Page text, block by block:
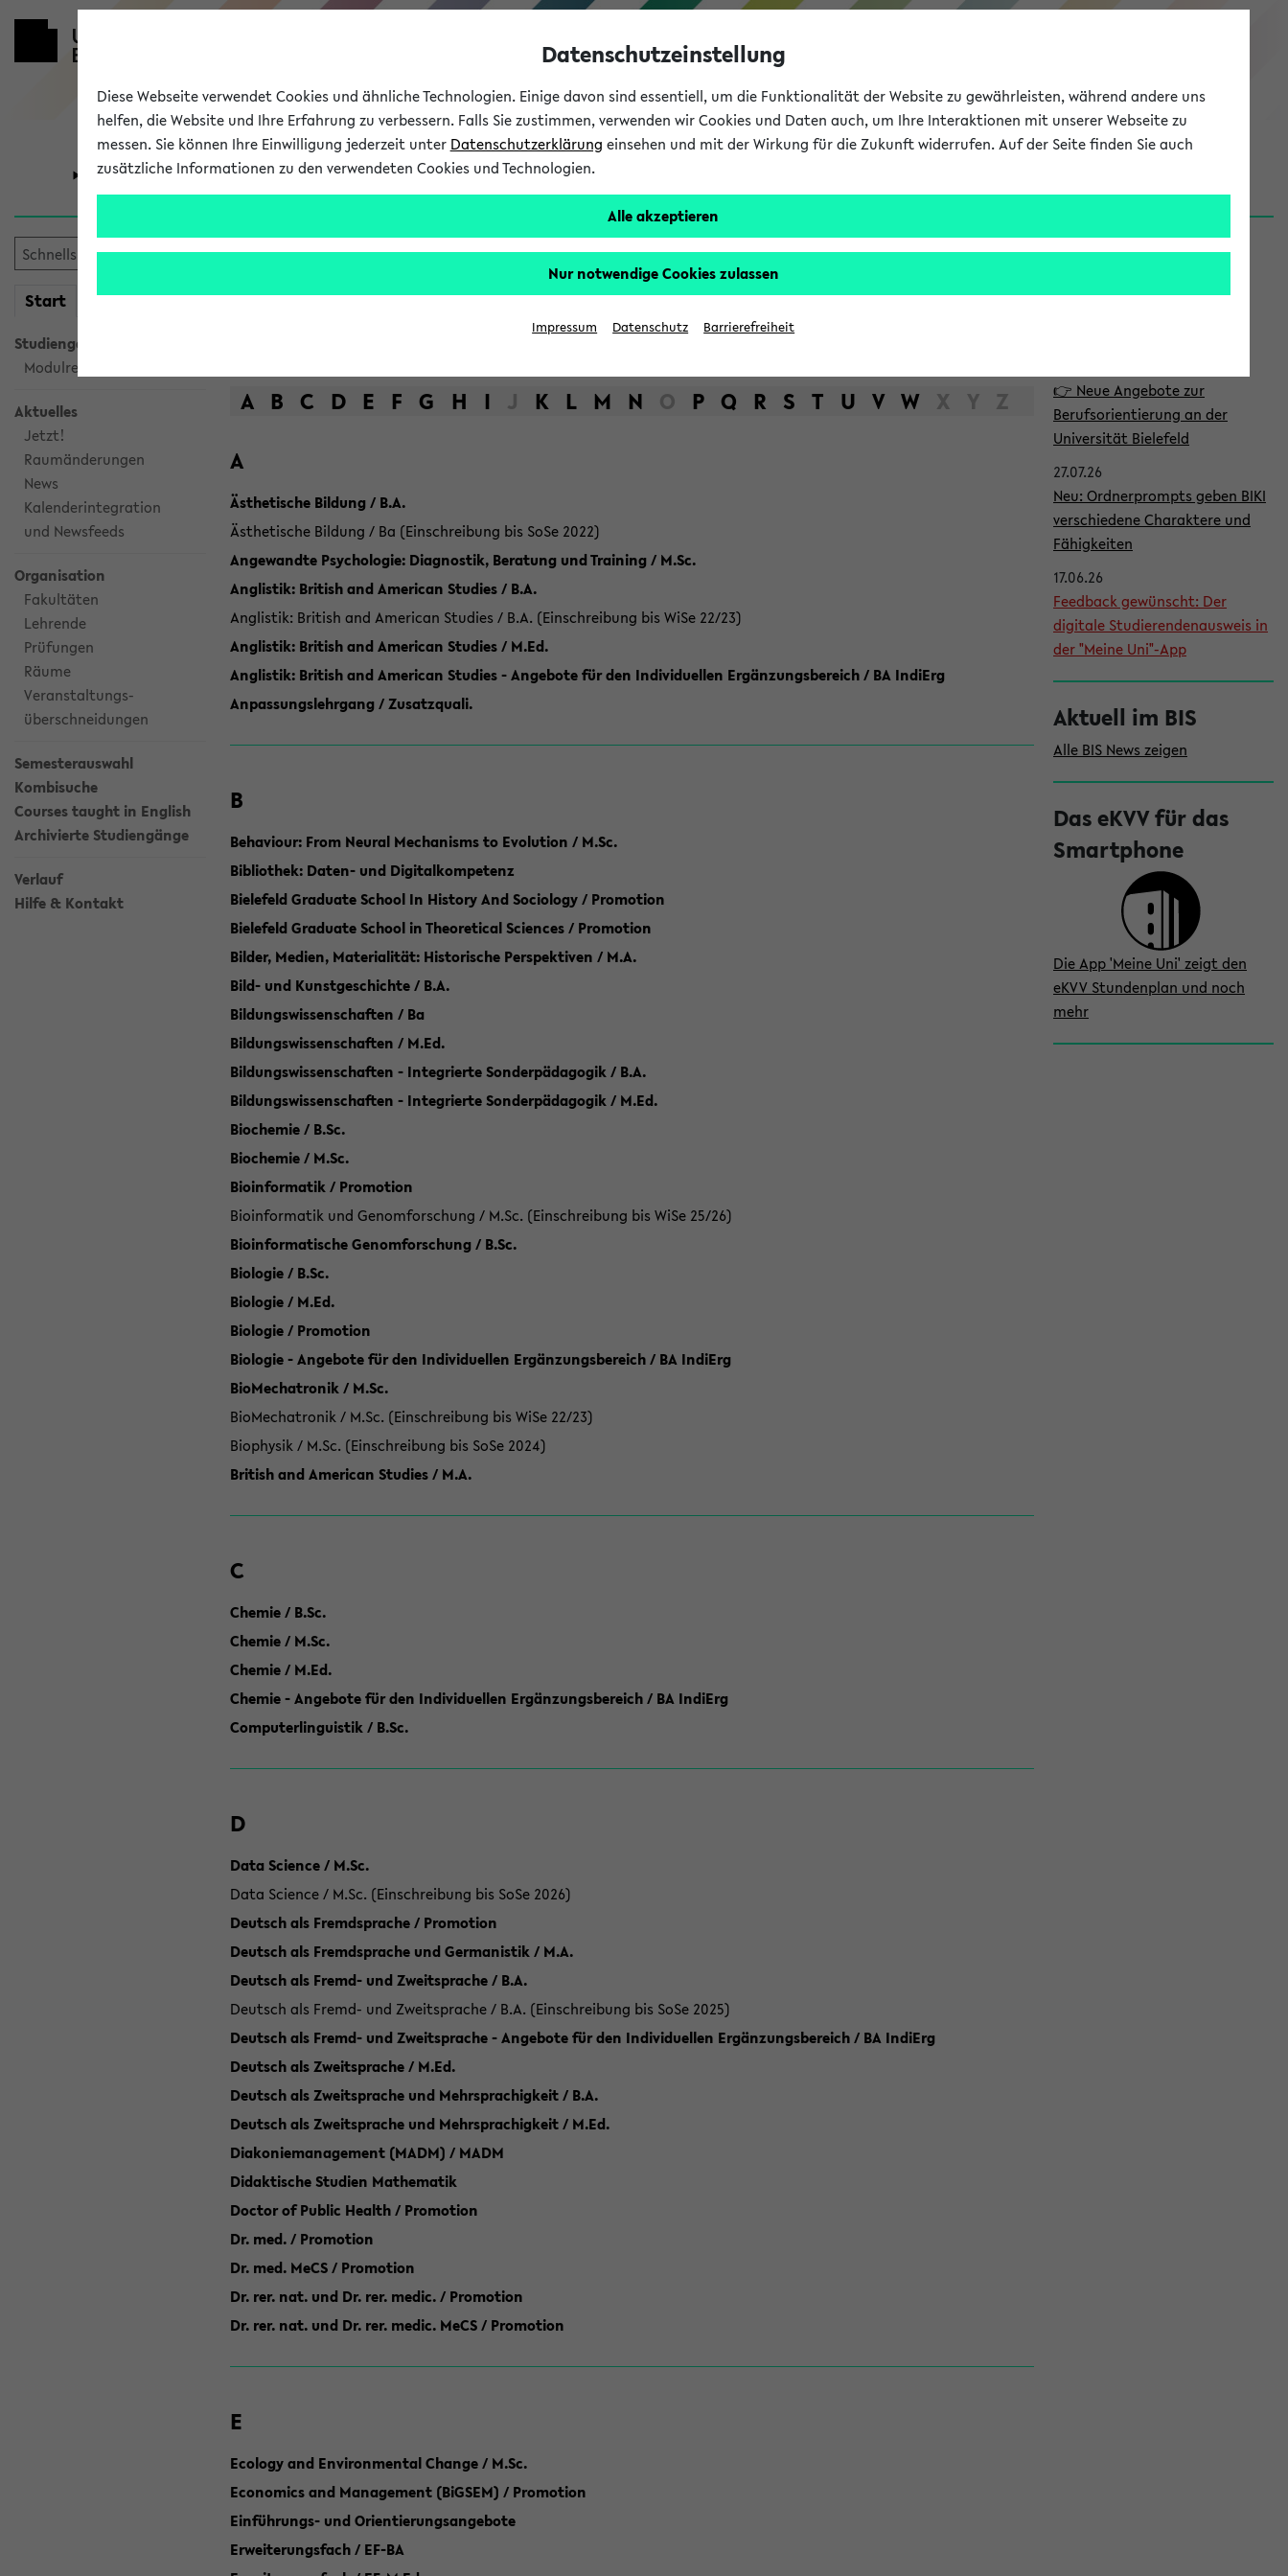
eKVV
Universität Forschung Studium
Start meineKVV
Studiengangsauswahl
Modulrecherche
Aktuelles
Jetzt!
Raumänderungen
News
Kalenderintegration
und Newsfeeds
Organisation
Fakultäten
Lehrende
Prüfungen
Räume
Veranstaltungs-
überschneidungen
Semesterauswahl
Kombisuche
Courses taught in English
Archivierte Studiengänge
Verlauf
Hilfe & Kontakt
Das Lehrangebot der Universität Bielefeld
A B C D E F G H I J K L M N O P Q R S T U V W X Y Z
A
Ästhetische Bildung / B.A.
Ästhetische Bildung / Ba (Einschreibung bis SoSe 2022)
Angewandte Psychologie: Diagnostik, Beratung und Training / M.Sc.
Anglistik: British and American Studies / B.A.
Anglistik: British and American Studies / B.A. (Einschreibung bis WiSe 22/23)
Anglistik: British and American Studies / M.Ed.
Anglistik: British and American Studies - Angebote für den Individuellen Ergänzungsbereich / BA IndiErg
Anpassungslehrgang / Zusatzquali.
B
Behaviour: From Neural Mechanisms to Evolution / M.Sc.
Bibliothek: Daten- und Digitalkompetenz
Bielefeld Graduate School In History And Sociology / Promotion
Bielefeld Graduate School in Theoretical Sciences / Promotion
Bilder, Medien, Materialität: Historische Perspektiven / M.A.
Bild- und Kunstgeschichte / B.A.
Bildungswissenschaften / Ba
Bildungswissenschaften / M.Ed.
Bildungswissenschaften - Integrierte Sonderpädagogik / B.A.
Bildungswissenschaften - Integrierte Sonderpädagogik / M.Ed.
Biochemie / B.Sc.
Biochemie / M.Sc.
Bioinformatik / Promotion
Bioinformatik und Genomforschung / M.Sc. (Einschreibung bis WiSe 25/26)
Bioinformatische Genomforschung / B.Sc.
Biologie / B.Sc.
Biologie / M.Ed.
Biologie / Promotion
Biologie - Angebote für den Individuellen Ergänzungsbereich / BA IndiErg
BioMechatronik / M.Sc.
BioMechatronik / M.Sc. (Einschreibung bis WiSe 22/23)
Biophysik / M.Sc. (Einschreibung bis SoSe 2024)
British and American Studies / M.A.
C
Chemie / B.Sc.
Chemie / M.Sc.
Chemie / M.Ed.
Chemie - Angebote für den Individuellen Ergänzungsbereich / BA IndiErg
Computerlinguistik / B.Sc.
D
Data Science / M.Sc.
Data Science / M.Sc. (Einschreibung bis SoSe 2026)
Deutsch als Fremdsprache / Promotion
Deutsch als Fremdsprache und Germanistik / M.A.
Deutsch als Fremd- und Zweitsprache / B.A.
Deutsch als Fremd- und Zweitsprache / B.A. (Einschreibung bis SoSe 2025)
Deutsch als Fremd- und Zweitsprache - Angebote für den Individuellen Ergänzungsbereich / BA IndiErg
Deutsch als Zweitsprache / M.Ed.
Deutsch als Zweitsprache und Mehrsprachigkeit / B.A.
Deutsch als Zweitsprache und Mehrsprachigkeit / M.Ed.
Diakoniemanagement (MADM) / MADM
Didaktische Studien Mathematik
Doctor of Public Health / Promotion
Dr. med. / Promotion
Dr. med. MeCS / Promotion
Dr. rer. nat. und Dr. rer. medic. / Promotion
Dr. rer. nat. und Dr. rer. medic. MeCS / Promotion
E
Ecology and Environmental Change / M.Sc.
Economics and Management (BiGSEM) / Promotion
Einführungs- und Orientierungsangebote
Erweiterungsfach / EF-BA
S
i
News
👉 Neue Angebote zur
Berufsorientierung an der
Universität Bielefeld
27.07.26
Neu: Ordnerprompts geben BIKI
verschiedene Charaktere und
Fähigkeiten
17.06.26
Feedback gewünscht: Der
digitale Studierendenausweis in
der "Meine Uni"-App
Aktuell im BIS
Alle BIS News zeigen
Das eKVV für das
Smartphone
Die App 'Meine Uni' zeigt den
eKVV Stundenplan und noch
mehr
Datenschutzeinstellung
Diese Webseite verwendet Cookies und ähnliche Technologien. Einige davon sind essentiell, um die Funktionalität der Website zu gewährleisten, während andere uns
helfen, die Website und Ihre Erfahrung zu verbessern. Falls Sie zustimmen, verwenden wir Cookies und Daten auch, um Ihre Interaktionen mit unserer Webseite zu
messen. Sie können Ihre Einwilligung jederzeit unter Datenschutzerklärung einsehen und mit der Wirkung für die Zukunft widerrufen. Auf der Seite finden Sie auch
zusätzliche Informationen zu den verwendeten Cookies und Technologien.
Alle akzeptieren
Nur notwendige Cookies zulassen
Impressum Datenschutz Barrierefreiheit